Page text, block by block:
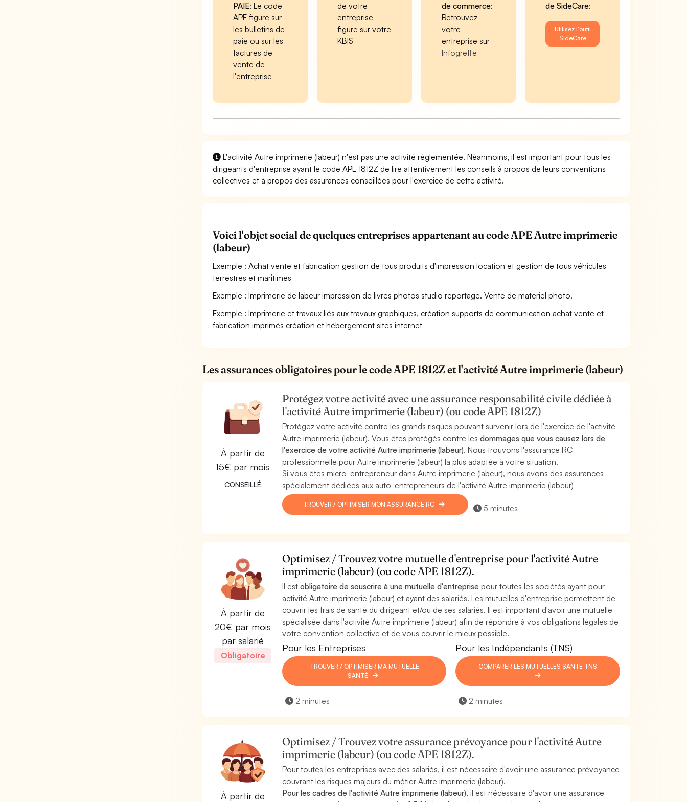
PAIE: Le code
APE figure sur
les bulletins de
paie ou sur les
factures de
vente de
l'entreprise
de votre
entreprise
figure sur votre
KBIS
de commerce:
Retrouvez
votre
entreprise sur
Infogreffe
de SideCare:
Utilisez l'outil
SideCare
L'activité Autre imprimerie (labeur) n'est pas une activité réglementée. Néanmoins, il est important pour tous les
dirigeants d'entreprise ayant le code APE 1812Z de lire attentivement les conseils à propos de leurs conventions
collectives et à propos des assurances conseillées pour l'exercice de cette activité.
Voici l'objet social de quelques entreprises appartenant au code APE Autre imprimerie
(labeur)
Exemple : Achat vente et fabrication gestion de tous produits d'impression location et gestion de tous véhicules
terrestres et maritimes
Exemple : Imprimerie de labeur impression de livres photos studio reportage. Vente de materiel photo.
Exemple : Imprimerie et travaux liés aux travaux graphiques, création supports de communication achat vente et
fabrication imprimés création et hébergement sites internet
Les assurances obligatoires pour le code APE 1812Z et l'activité Autre imprimerie (labeur)
À partir de
15€ par mois
CONSEILLÉ
Protégez votre activité avec une assurance responsabilité civile dédiée à
l'activité Autre imprimerie (labeur) (ou code APE 1812Z)
Protégez votre activité contre les grands risques pouvant survenir lors de l'exercice de l'activité
Autre imprimerie (labeur). Vous êtes protégés contre les dommages que vous causez lors de
l'exercice de votre activité Autre imprimerie (labeur). Nous trouvons l'assurance RC
professionnelle pour Autre imprimerie (labeur) la plus adaptée à votre situation.
Si vous êtes micro-entrepreneur dans Autre imprimerie (labeur), nous avons des assurances
spécialement dédiées aux auto-entrepreneurs de l'activité Autre imprimerie (labeur)
TROUVER / OPTIMISER MON ASSURANCE RC 5 minutes
À partir de
20€ par mois
par salarié
Obligatoire
Optimisez / Trouvez votre mutuelle d'entreprise pour l'activité Autre
imprimerie (labeur) (ou code APE 1812Z).
Il est obligatoire de souscrire à une mutuelle d'entreprise pour toutes les sociétés ayant pour
activité Autre imprimerie (labeur) et ayant des salariés. Les mutuelles d'entreprise permettent de
couvrir les frais de santé du dirigeant et/ou de ses salariés. Il est important d'avoir une mutuelle
spécialisée dans l'activité Autre imprimerie (labeur) afin de répondre à vos obligations légales de
votre convention collective et de vous couvrir le mieux possible.
Pour les Entreprises
TROUVER / OPTIMISER MA MUTUELLE
SANTÉ
2 minutes
Pour les Indépendants (TNS)
COMPARER LES MUTUELLES SANTÉ TNS
2 minutes
À partir de
Optimisez / Trouvez votre assurance prévoyance pour l'activité Autre
imprimerie (labeur) (ou code APE 1812Z).
Pour toutes les entreprises avec des salariés, il est nécessaire d'avoir une assurance prévoyance
couvrant les risques majeurs du métier Autre imprimerie (labeur).
Pour les cadres de l'activité Autre imprimerie (labeur), il est nécessaire d'avoir une assurance